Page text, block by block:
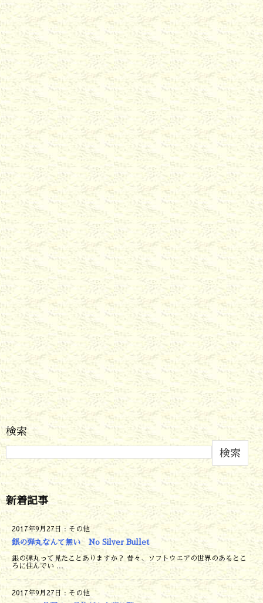
検索
検索
新着記事
2017年9月27日 : その他
銀の弾丸なんて無い No Silver Bullet
銀の弾丸って見たことありますか？ 昔々、ソフトウエアの世界のあるとこ
ろに住んでい ...
2017年9月27日 : その他